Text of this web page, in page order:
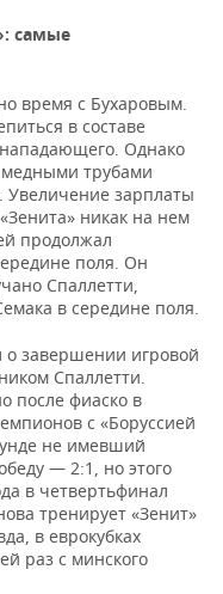
самые
время с Бухаровым.
в составе
Однако
трубами
Увеличение зарплаты
никак на нем
продолжал
поля. Он
Спаллетти,
в середине поля.
о завершении игровой
Спаллетти.
после фиаско в
с «Боруссией
не имевший
— 2:1, но этого
в четвертьфинал
тренирует «Зенит»
в еврокубках
раз с минского